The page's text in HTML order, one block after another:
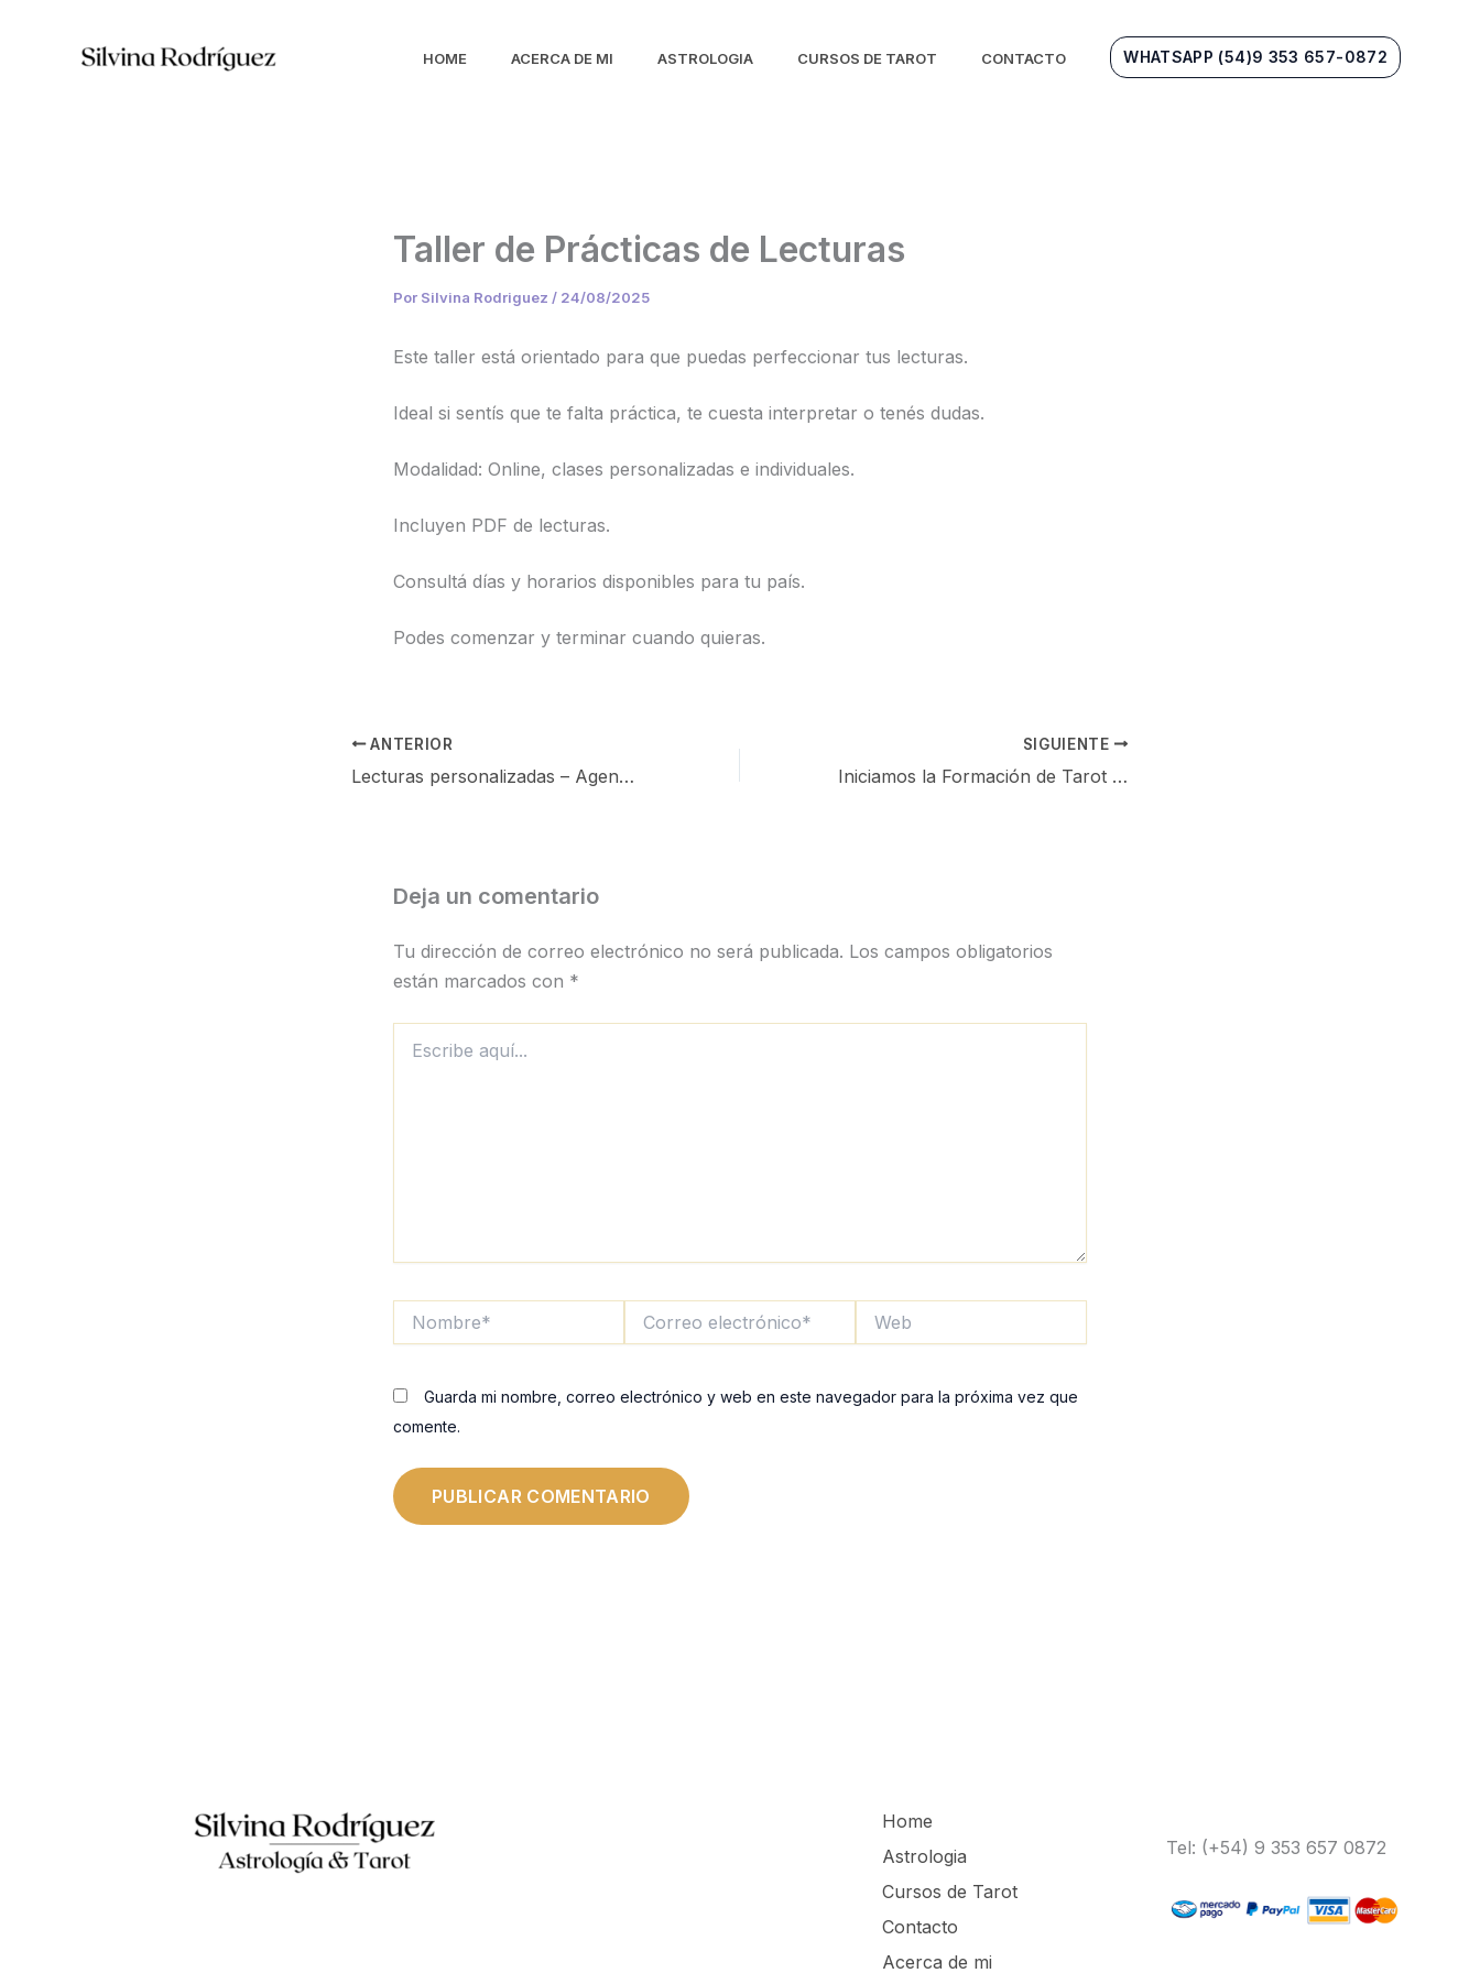
HOME ACERCA DE MI ASTROLOGIA CURSOS DE TAROT CONTACTO WHATSAPP (54)9 353 657-0872
Taller de Prácticas de Lecturas
Por Silvina Rodriguez / 24/08/2025
Este taller está orientado para que puedas perfeccionar tus lecturas.
Ideal si sentís que te falta práctica, te cuesta interpretar o tenés dudas.
Modalidad: Online, clases personalizadas e individuales.
Incluyen PDF de lecturas.
Consultá días y horarios disponibles para tu país.
Podes comenzar y terminar cuando quieras.
ANTERIOR
Lecturas personalizadas – Agenda abierta
SIGUIENTE
Iniciamos la Formación de Tarot con Orientación a Dinámicas del Árbol Familiar 8/9/2025
Deja un comentario
Tu dirección de correo electrónico no será publicada. Los campos obligatorios
están marcados con *
aquí...
electrónico*
Guarda mi nombre, correo electrónico y web en este navegador para la próxima vez que
comente.
Home
Astrologia
Cursos de Tarot
Contacto
Acerca de mi
Tel: (+54) 9 353 657 0872